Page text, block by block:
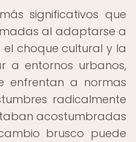
significativos que
al adaptarse a
choque cultural y la
a entornos urbanos,
enfrentan a normas
radicalmente
acostumbradas
brusco puede